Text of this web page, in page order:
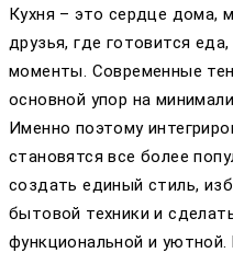
Кухня – это сердце дома,
друзья, где готовится
моменты. Современные
основной упор на
Именно поэтому
становятся все более
создать единый стиль,
бытовой техники и
функциональной и